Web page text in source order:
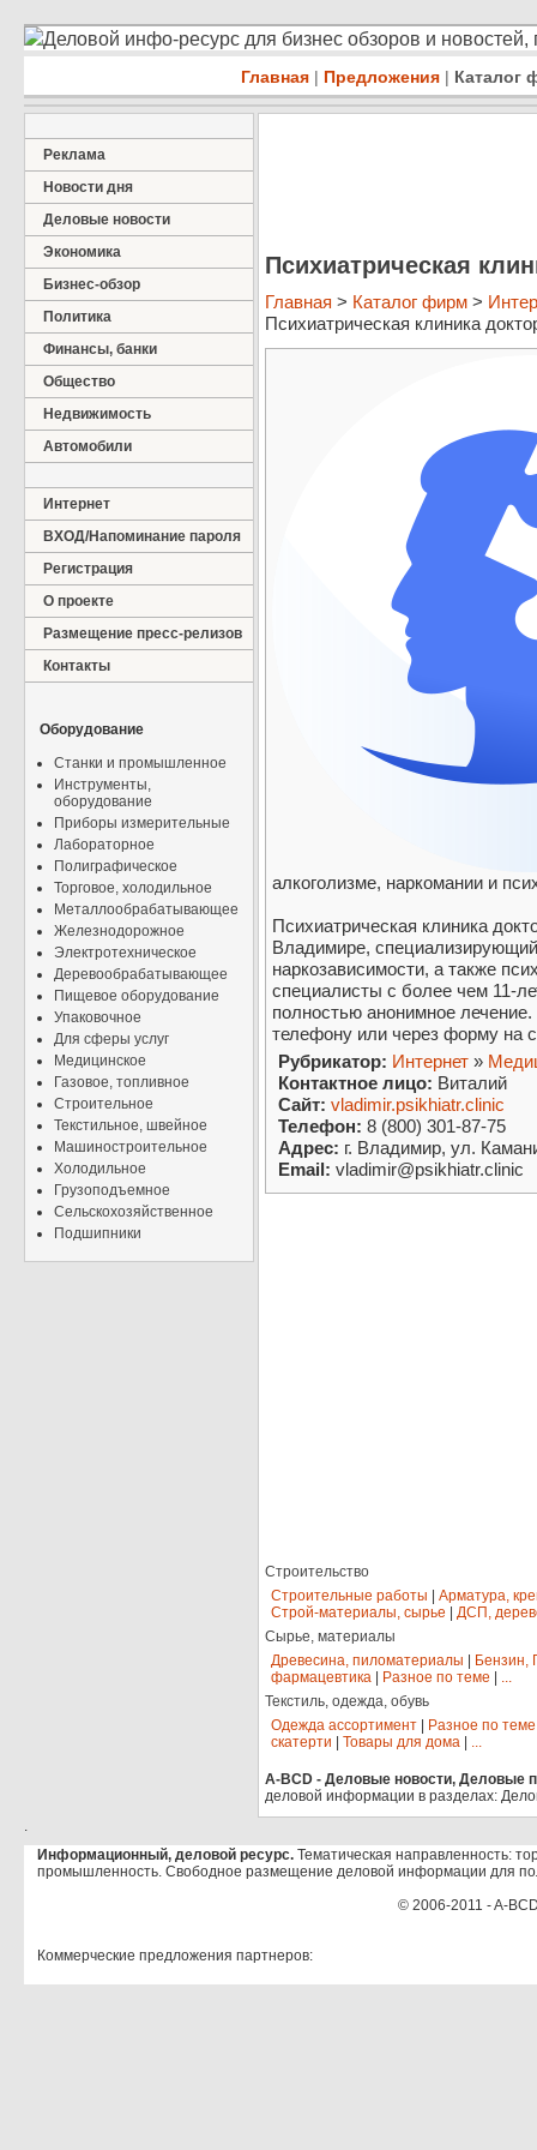
Деловой инфо-ресурс для бизнес обзоров и
Главная | Предложения | Каталог
Реклама
Новости дня
Деловые новости
Экономика
Бизнес-обзор
Политика
Финансы, банки
Общество
Недвижимость
Автомобили
Интернет
ВХОД/Напоминание пароля
Регистрация
О проекте
Размещение пресс-релизов
Контакты
Оборудование
Станки и промышленное
Инструменты,
оборудование
Приборы измерительные
Лабораторное
Полиграфическое
Торговое, холодильное
Металлообрабатывающее
Железнодорожное
Электротехническое
Деревообрабатывающее
Пищевое оборудование
Упаковочное
Для сферы услуг
Медицинское
Газовое, топливное
Строительное
Текстильное, швейное
Машиностроительное
Холодильное
Грузоподъемное
Сельскохозяйственное
Подшипники
Психиатрическая
Главная > Каталог фирм >
Психиатрическая клиника
алкоголизме, наркомании и
Психиатрическая клиника
Владимире,
наркозависимости, а также
специалисты с более чем 11-
полностью анонимное
телефону или через форму на
Рубрикатор: Интернет »
Контактное лицо: Виталий
Сайт: vladimir.psikhiatr.clinic
Телефон: 8 (800) 301-87-75
Адрес: г. Владимир, ул.
Email: vladimir@psikhiatr.clinic
Строительство
Строительные работы
Арматура,
Строй-материалы, сырье
ДСП,
Сырье, материалы
Древесина, пиломатериалы
Бензин,
фармацевтика
Разное по теме
...
Текстиль, одежда, обувь
Одежда ассортимент
Разное по теме
скатерти
Товары для дома ...
A-BCD - Деловые новости, Деловые
деловой информации в разделах:
.
Информационный, деловой ресурс. Тематическая направленность:
промышленность. Свободное размещение деловой информации для
© 2006-2011 - A-
Коммерческие предложения партнеров: